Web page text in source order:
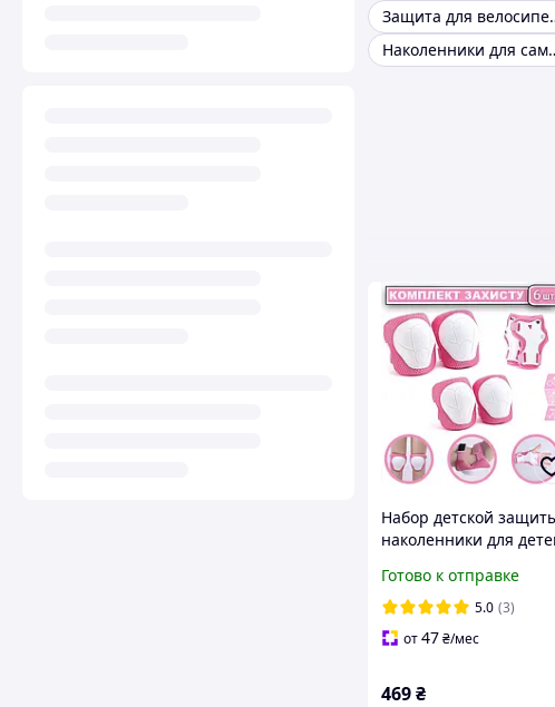
Защита
Набор детской
наколенники для
налокотники
наладонники защита
для рук Розовый
Готово к отправке
5.0 (3)
от47₴/мес
469₴